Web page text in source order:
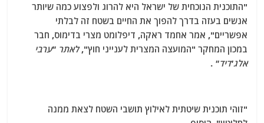
"התוכנית הנוכחית של ישראל היא להרוג ולפצוע כמה שיותר
אנשים בעזה בדרך להפוך את החיים בשטח זה לבלתי
אפשריים", אמר אחמד ראקה, דיפלומט מצרי בדימוס, חבר
במכון המחקר "המועצה המצרית לענייני חוץ",לאתר "ערבי
אלג'דיד" .
"זוהי תוכנית שיטתית לאילוץ תושבי השטח לצאת ממנה